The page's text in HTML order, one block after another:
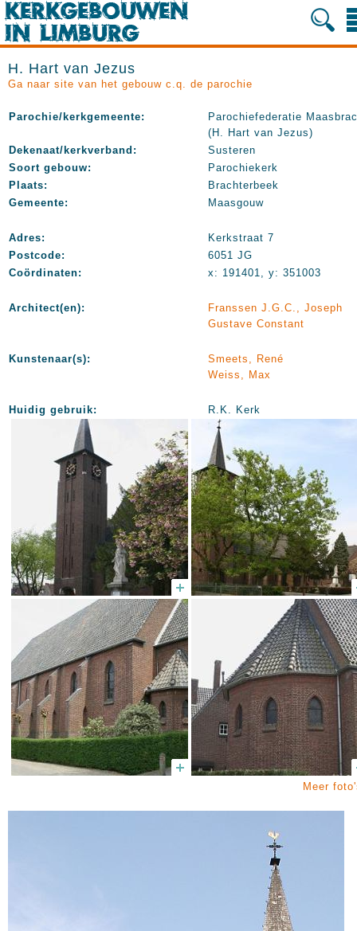
H. Hart van Jezus
Ga naar site van het gebouw c.q. de parochie
Parochie/kerkgemeente:
Parochiefederatie
(H. Hart van Jezus)
Dekenaat/kerkverband:
Susteren
Soort gebouw:
Parochiekerk
Plaats:
Brachterbeek
Gemeente:
Maasgouw
Adres:
Kerkstraat 7
Postcode:
6051 JG
Coördinaten:
x: 191401, y: 351003
Architect(en):
Franssen J.G.C., Joseph
Gustave Constant
Kunstenaar(s):
Smeets, René
Weiss, Max
Huidig gebruik: R.K. Kerk
Meer